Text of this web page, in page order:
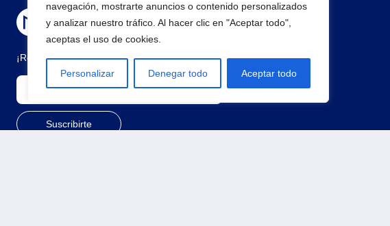
navegación, mostrarte anuncios o contenido personalizados
y analizar nuestro tráfico. Al hacer clic en "Aceptar todo",
aceptas el uso de cookies.
Personalizar Denegar todo Aceptar todo
¡Regístrate para recibir noticias y eventos!